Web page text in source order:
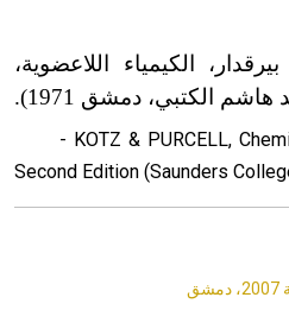
الكيمياء اللاعضوية،
الكتبي، دمشق 1971).
- KOTZ & PURCELL,
Second Edition (Saunders